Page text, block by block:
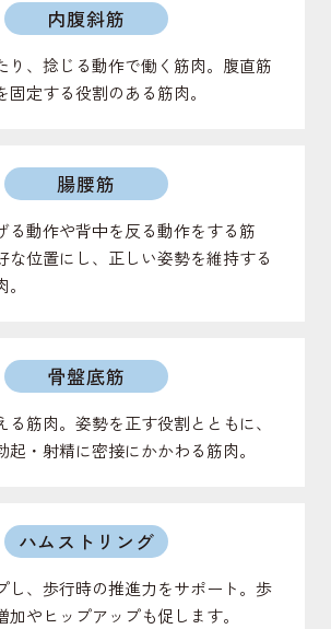
内腹斜筋
り、捻じる動作で働く筋肉。腹直筋
固定する役割のある筋肉。
腸腰筋
る動作や背中を反る動作をする筋
な位置にし、正しい姿勢を維持する
骨盤底筋
る筋肉。姿勢を正す役割とともに、
起・射精に密接にかかわる筋肉。
ハムストリング
し、歩行時の推進力をサポート。歩
やヒップアップも促します。